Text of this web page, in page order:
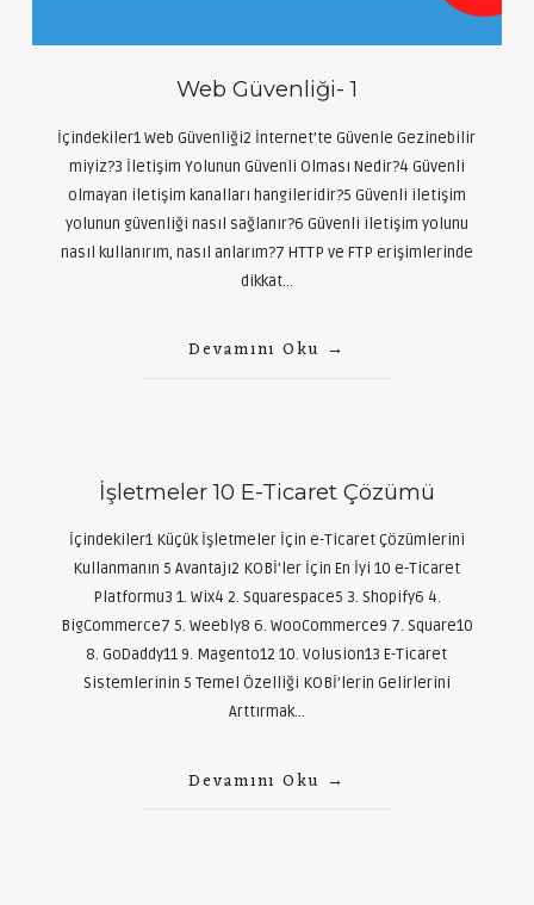
Web Güvenliği- 1
İçindekiler1 Web Güvenliği2 İnternet’te Güvenle Gezinebilir
miyiz?3 İletişim Yolunun Güvenli Olması Nedir?4 Güvenli
olmayan iletişim kanalları hangileridir?5 Güvenli iletişim
yolunun güvenliği nasıl sağlanır?6 Güvenli iletişim yolunu
nasıl kullanırım, nasıl anlarım?7 HTTP ve FTP erişimlerinde
dikkat…
Devamını Oku
İşletmeler 10 E-Ticaret Çözümü
İçindekiler1 Küçük İşletmeler İçin e-Ticaret Çözümlerini
Kullanmanın 5 Avantajı2 KOBİ’ler İçin En İyi 10 e-Ticaret
Platformu3 1. Wix4 2. Squarespace5 3. Shopify6 4.
BigCommerce7 5. Weebly8 6. WooCommerce9 7. Square10
8. GoDaddy11 9. Magento12 10. Volusion13 E-Ticaret
Sistemlerinin 5 Temel Özelliği KOBİ’lerin Gelirlerini
Arttırmak…
Devamını Oku